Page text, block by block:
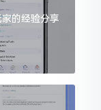
的经验分享